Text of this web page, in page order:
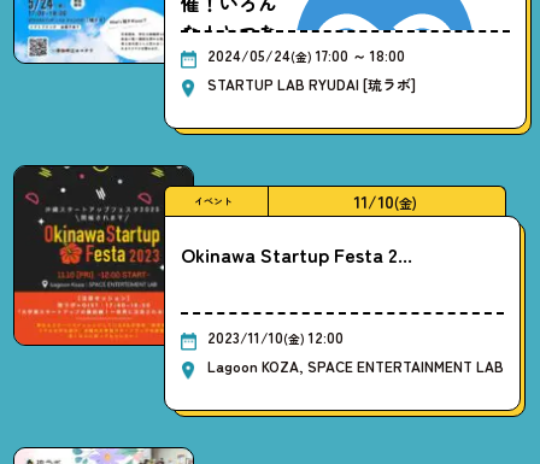
な人とつな
がる2024/05/24(金) 17:00 ～ 18:00
STARTUP LAB RYUDAI [琉ラボ]
イベント 11/10(金)
Okinawa Startup Festa 2...
2023/11/10(金) 12:00
Lagoon KOZA, SPACE ENTERTAINMENT LAB